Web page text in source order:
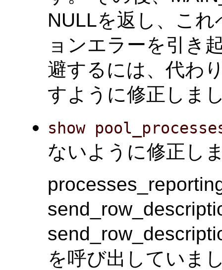
NULLを返し、こ
ョンエラーを引き
避するには、代わ
すように修正しま
show
ないように修正し
を呼び出していま